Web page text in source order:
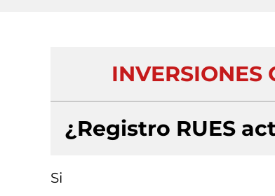
INVERSIONES
¿Registro RUES
Si